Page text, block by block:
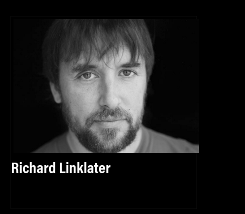
Richard Linklater